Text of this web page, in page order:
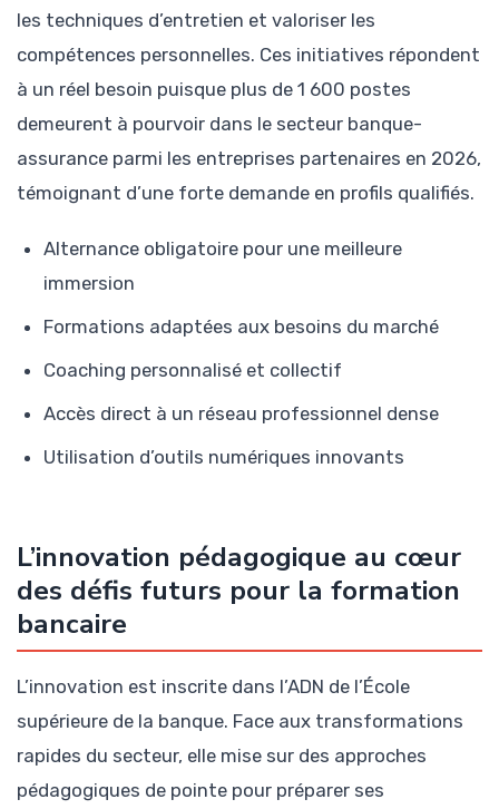
les techniques d’entretien et valoriser les
compétences personnelles. Ces initiatives répondent
à un réel besoin puisque plus de 1 600 postes
demeurent à pourvoir dans le secteur banque-
assurance parmi les entreprises partenaires en 2026,
témoignant d’une forte demande en profils qualifiés.
Alternance obligatoire pour une meilleure
immersion
Formations adaptées aux besoins du marché
Coaching personnalisé et collectif
Accès direct à un réseau professionnel dense
Utilisation d’outils numériques innovants
L’innovation pédagogique au cœur
des défis futurs pour la formation
bancaire
L’innovation est inscrite dans l’ADN de l’École
supérieure de la banque. Face aux transformations
rapides du secteur, elle mise sur des approches
pédagogiques de pointe pour préparer ses